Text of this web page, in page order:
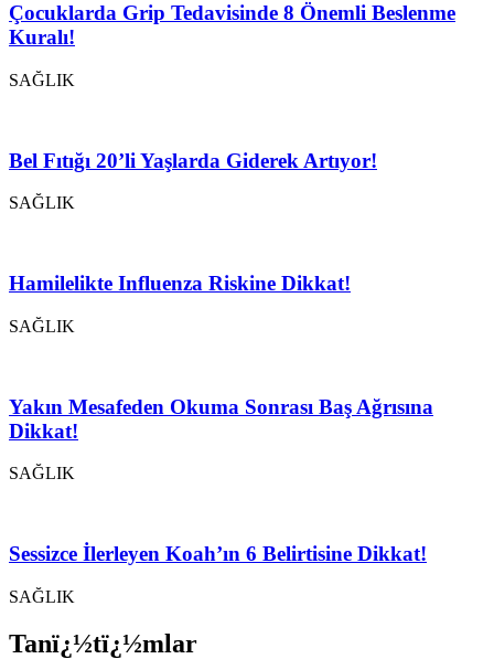
Çocuklarda Grip Tedavisinde 8 Önemli Beslenme
Kuralı!
SAĞLIK
Bel Fıtığı 20’li Yaşlarda Giderek Artıyor!
SAĞLIK
Hamilelikte Influenza Riskine Dikkat!
SAĞLIK
Yakın Mesafeden Okuma Sonrası Baş Ağrısına
Dikkat!
SAĞLIK
Sessizce İlerleyen Koah’ın 6 Belirtisine Dikkat!
SAĞLIK
Tanï¿½tï¿½mlar